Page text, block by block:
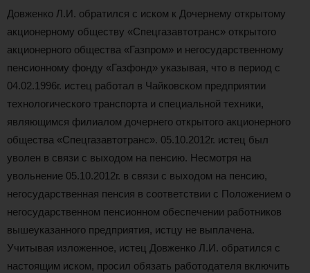
Довженко Л.И. обратился с иском к Дочернему открытому
акционерному обществу «Спецгазавтотранс» открытого
акционерного общества «Газпром» и негосударственному
пенсионному фонду «Газфонд» указывая, что в период с
04.02.1996г. истец работал в Чайковском предприятии
технологического транспорта и специальной техники,
являющимся филиалом дочернего открытого акционерного
общества «Спецгазавтотранс». 05.10.2012г. истец был
уволен в связи с выходом на пенсию. Несмотря на
увольнение 05.10.2012г. в связи с выходом на пенсию,
негосударственная пенсия в соответствии с Положением о
негосударственном пенсионном обеспечении работников
вышеуказанного предприятия, истцу не выплачена.
Учитывая изложенное, истец Довженко Л.И. обратился с
настоящим иском, просил обязать работодателя включить